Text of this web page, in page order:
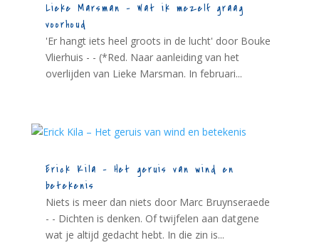
Lieke Marsman – Wat ik mezelf graag
voorhoud
'Er hangt iets heel groots in de lucht' door Bouke
Vlierhuis - - (*Red. Naar aanleiding van het
overlijden van Lieke Marsman. In februari...
Erick Kila – Het geruis van wind en
betekenis
Niets is meer dan niets door Marc Bruynseraede
- - Dichten is denken. Of twijfelen aan datgene
wat je altijd gedacht hebt. In die zin is...